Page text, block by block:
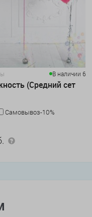
В наличии 6
(Средний сет
Самовывоз-10%